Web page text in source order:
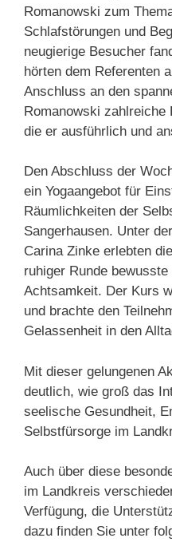
Romanowski zum
Schlafstörungen und
neugierige Besucher
hörten dem Referenten
Anschluss an den
Romanowski zahlreiche
die er ausführlich und
Den Abschluss der
ein Yogaangebot für
Räumlichkeiten der
Sangerhausen. Unter
Carina Zinke erlebten
ruhiger Runde
Achtsamkeit. Der Kurs
und brachte den
Gelassenheit in den
Mit dieser gelungenen
deutlich, wie groß das
seelische Gesundheit,
Selbstfürsorge im
Auch über diese
im Landkreis
Verfügung, die
dazu finden Sie unter